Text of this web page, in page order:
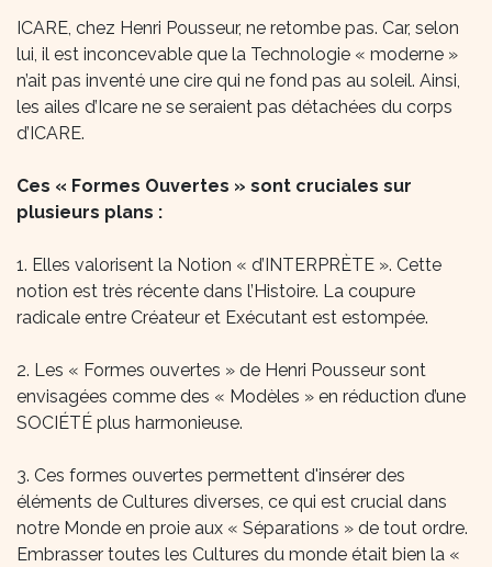
ICARE, chez Henri Pousseur, ne retombe pas. Car, selon
lui, il est inconcevable que la Technologie « moderne »
n’ait pas inventé une cire qui ne fond pas au soleil. Ainsi,
les ailes d’Icare ne se seraient pas détachées du corps
d’ICARE.
Ces « Formes Ouvertes » sont cruciales sur
plusieurs plans :
1. Elles valorisent la Notion « d’INTERPRÈTE ». Cette
notion est très récente dans l’Histoire. La coupure
radicale entre Créateur et Exécutant est estompée.
2. Les « Formes ouvertes » de Henri Pousseur sont
envisagées comme des « Modèles » en réduction d’une
SOCIÉTÉ plus harmonieuse.
3. Ces formes ouvertes permettent d'insérer des
éléments de Cultures diverses, ce qui est crucial dans
notre Monde en proie aux « Séparations » de tout ordre.
Embrasser toutes les Cultures du monde était bien la «